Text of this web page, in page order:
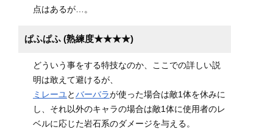
点はあるが…。
ぱふぱふ (熟練度★★★★)
どういう事をする特技なのか、ここでの詳しい説
明は敢えて避けるが、
ミレーユとバーバラが使った場合は敵1体を休みに
し、それ以外のキャラの場合は敵1体に使用者のレ
ベルに応じた岩石系のダメージを与える。